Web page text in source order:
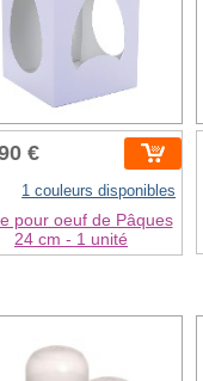
€
1 couleurs disponibles
pour oeuf de Pâques
24 cm - 1 unité